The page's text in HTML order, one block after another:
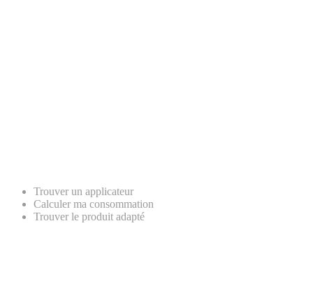
Trouver un applicateur
Calculer ma consommation
Trouver le produit adapté